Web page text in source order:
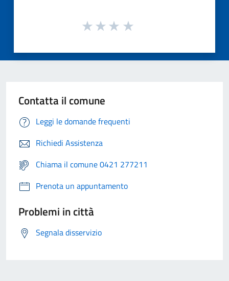
Contatta il comune
Leggi le domande frequenti
Richiedi Assistenza
Chiama il comune 0421 277211
Prenota un appuntamento
Problemi in città
Segnala disservizio